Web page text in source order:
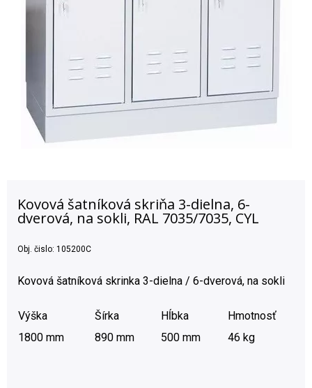
Kovová šatníková skriňa 3-dielna, 6-
dverová, na sokli, RAL 7035/7035, CYL
Obj. čislo: 105200C
Kovová šatníková skrinka 3-dielna / 6-dverová, na sokli
Výška Šírka Hĺbka
Hmotnosť
1800 mm
890 mm 500 mm 46 kg